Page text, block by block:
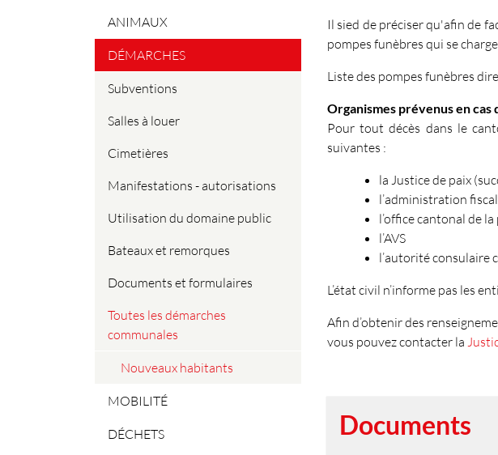
ANIMAUX
DÉMARCHES
Subventions
Salles à louer
Cimetières
Manifestations - autorisations
Utilisation du domaine public
Bateaux et remorques
Documents et formulaires
Toutes les démarches
communales
(sélectionné)
Nouveaux habitants
MOBILITÉ
DÉCHETS
Il sied de préciser qu'afin de
pompes funèbres qui se
Liste des pompes funèbres
Organismes prévenus en cas
Pour tout décès dans le
suivantes :
la Justice de paix
l’administration
l’office cantonal de
l’AVS
l’autorité consulaire
L’état civil n’informe pas les
Afin d’obtenir des
vous pouvez contacter la
Documents